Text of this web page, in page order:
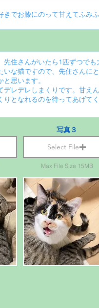
写真３
Select File
Max File Size 15MB